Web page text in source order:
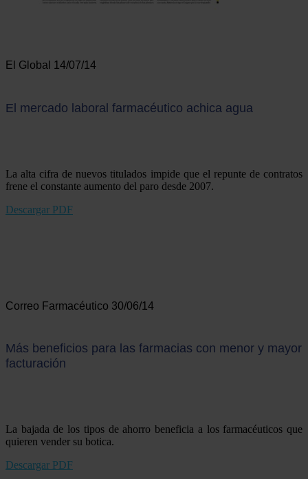
El Global 14/07/14
El mercado laboral farmacéutico achica agua
La alta cifra de nuevos titulados impide que el repunte de contratos
frene el constante aumento del paro desde 2007.
Descargar PDF
Correo Farmacéutico 30/06/14
Más beneficios para las farmacias con menor y mayor
facturación
La bajada de los tipos de ahorro beneficia a los farmacéuticos que
quieren vender su botica.
Descargar PDF